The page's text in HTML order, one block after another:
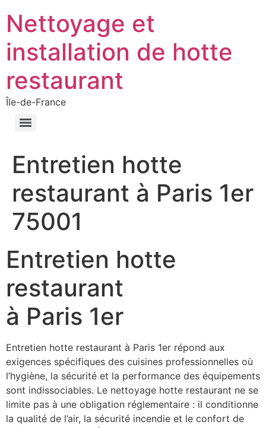
Nettoyage et
installation de hotte
restaurant
Île-de-France
Entretien hotte
restaurant à Paris 1er
75001
Entretien hotte
restaurant
à Paris 1er
Entretien hotte restaurant à Paris 1er répond aux
exigences spécifiques des cuisines professionnelles où
l’hygiène, la sécurité et la performance des équipements
sont indissociables. Le nettoyage hotte restaurant ne se
limite pas à une obligation réglementaire : il conditionne
la qualité de l’air, la sécurité incendie et le confort de